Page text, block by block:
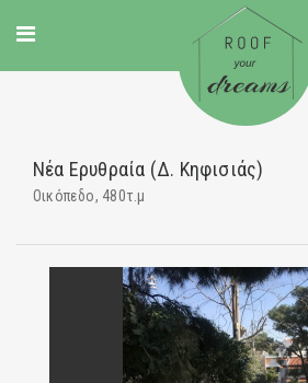
Νέα Ερυθραία (Δ. Κηφισιάς)
Οικόπεδο, 480τ.μ